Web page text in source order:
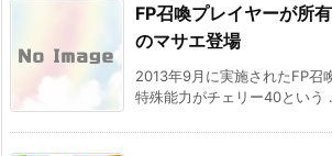
FP召喚プレイヤーが所
のマサエ登場
2013年9月に実施されたFP召
特殊能力がチェリー40という